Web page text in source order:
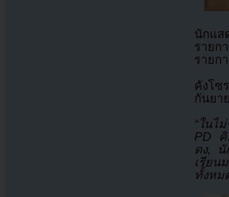
นักแส
รายก
รายก
คังโซ
กันยา
“ในไ
PD คิ
ดง, นั
เรีย
ทั้งหม